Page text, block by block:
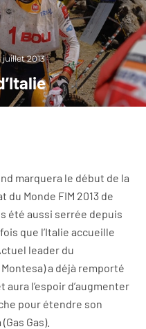
juillet 2013
marquera le début de la
Monde FIM 2013 de
été aussi serrée depuis
que l’Italie accueille
leader du
a déjà remporté
aura l’espoir d’augmenter
pour étendre son
Gas).